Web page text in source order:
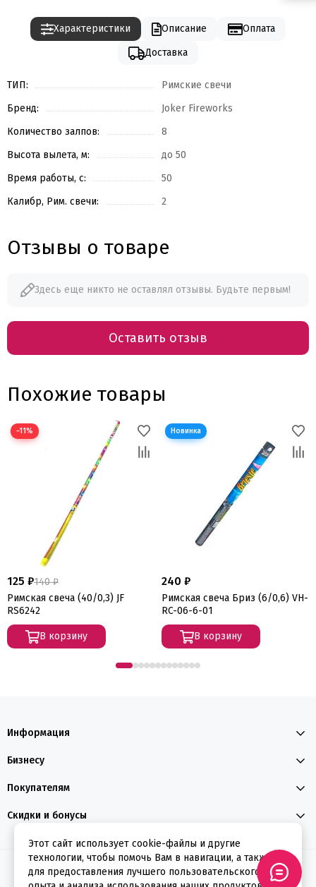
Характеристики Описание
Оплата
Доставка
ТИП:
Римские свечи
Бренд:
Joker Fireworks
Количество залпов:
8
Высота вылета, м:
до 50
Время работы, с:
50
Калибр, Рим. свечи:
2
Отзывы о товаре
Здесь еще никто не оставлял отзывы. Будьте первым!
Оставить отзыв
Похожие товары
−11%
125 ₽140 ₽
Римская свеча (40/0,3) JF
RS6242
В корзину
240 ₽
Римская свеча Бриз (6/0,6) VH-
RC-06-6-01
В корзину
Информация
Бизнесу
Покупателям
Скидки и бонусы
2026 © ФЕЕРВЕРКИН
Этот сайт использует cookie-файлы и другие
технологии, чтобы помочь Вам в навигации, а также
для предоставления лучшего пользовательского